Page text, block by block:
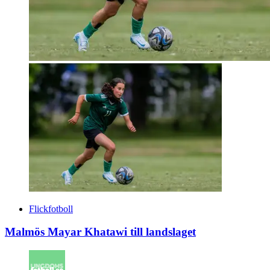
Flickfotboll
Malmös Mayar Khatawi till landslaget